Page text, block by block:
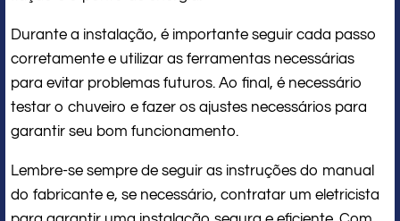
Durante a instalação, é importante seguir cada passo
corretamente e utilizar as ferramentas necessárias
para evitar problemas futuros. Ao final, é necessário
testar o chuveiro e fazer os ajustes necessários para
garantir seu bom funcionamento.
Lembre-se sempre de seguir as instruções do manual
do fabricante e, se necessário, contratar um eletricista